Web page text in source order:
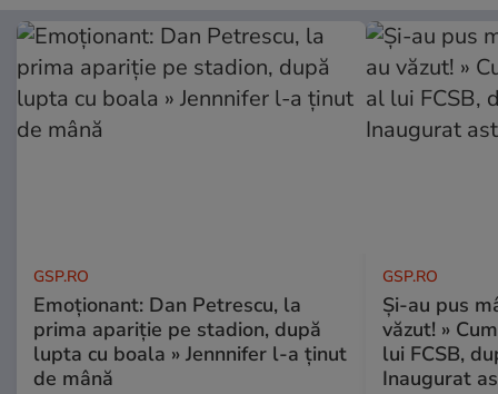
GSP.RO
Emoționant: Dan Petrescu, la
prima apariție pe stadion, după
lupta cu boala » Jennnifer l-a ținut
de mână
GSP.RO
Și-au pus
văzut! »
lui FCSB,
Inaugurat